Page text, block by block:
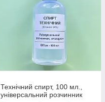
Технічний спирт, 100 мл.,
універсальний розчинник